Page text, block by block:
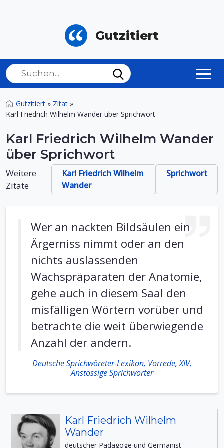
Gutzitiert
Gutzitiert » Zitat »
Karl Friedrich Wilhelm Wander über Sprichwort
Karl Friedrich Wilhelm Wander
über Sprichwort
Weitere
Zitate
Karl Friedrich Wilhelm
Wander
Sprichwort
Wer an nackten Bildsäulen ein
Ärgerniss nimmt oder an den
nichts auslassenden
Wachspräparaten der Anatomie,
gehe auch in diesem Saal den
misfälligen Wörtern vorüber und
betrachte die weit überwiegende
Anzahl der andern.
Deutsche Sprichwöreter-Lexikon, Vorrede, XIV,
Anstössige Sprichwörter
Karl Friedrich Wilhelm
Wander
deutscher Pädagoge und Germanist